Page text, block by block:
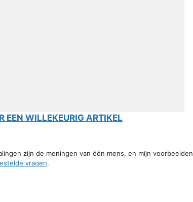
EEN WILLEKEURIG ARTIKEL
zijn de meningen van één mens, en mijn voorbeelden
vragen.